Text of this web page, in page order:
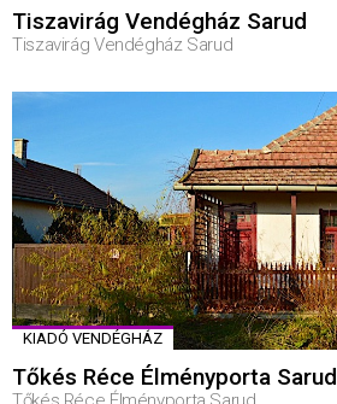
Tiszavirág Vendégház Sarud
Tiszavirág Vendégház Sarud
KIADÓ VENDÉGHÁZ
Tőkés Réce Élményporta Sarud